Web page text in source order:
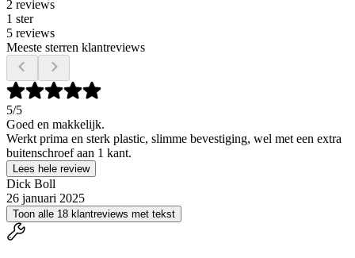
2 reviews
1 ster
5 reviews
Meeste sterren klantreviews
5/5
Goed en makkelijk.
Werkt prima en sterk plastic, slimme bevestiging, wel met een extra
buitenschroef aan 1 kant.
Lees hele review
Dick Boll
26 januari 2025
Toon alle 18 klantreviews met tekst